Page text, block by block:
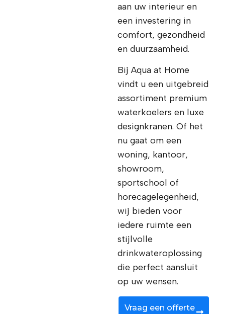
aan uw interieur en
een investering in
comfort, gezondheid
en duurzaamheid.
Bij Aqua at Home
vindt u een uitgebreid
assortiment premium
waterkoelers en luxe
designkranen. Of het
nu gaat om een
woning, kantoor,
showroom,
sportschool of
horecagelegenheid,
wij bieden voor
iedere ruimte een
stijlvolle
drinkwateroplossing
die perfect aansluit
op uw wensen.
Vraag een offerte